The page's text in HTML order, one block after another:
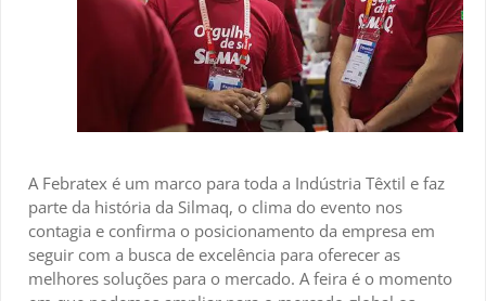
A Febratex é um marco para toda a Indústria Têxtil e faz
parte da história da Silmaq, o clima do evento nos
contagia e confirma o posicionamento da empresa em
seguir com a busca de excelência para oferecer as
melhores soluções para o mercado. A feira é o momento